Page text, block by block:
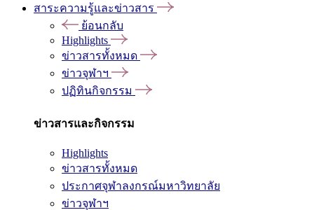
สาระความรู้และข่าวสาร
ย้อนกลับ
Highlights
ข่าวสารทั้งหมด
ข่าวจุฬาฯ
ปฏิทินกิจกรรม
ข่าวสารและกิจกรรม
Highlights
ข่าวสารทั้งหมด
ประกาศจุฬาลงกรณ์มหาวิทยาลัย
ข่าวจุฬาฯ